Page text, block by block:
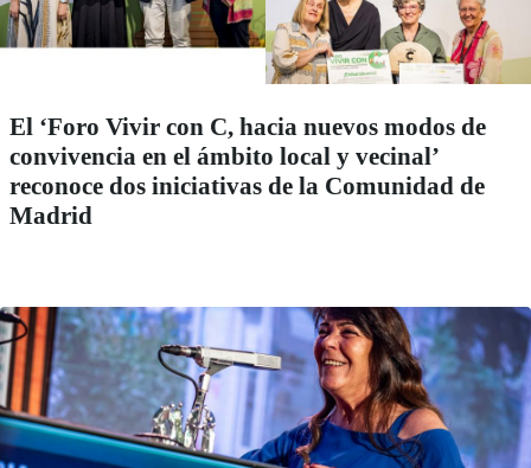
El ‘Foro Vivir con C, hacia nuevos modos de
convivencia en el ámbito local y vecinal’
reconoce dos iniciativas de la Comunidad de
Madrid